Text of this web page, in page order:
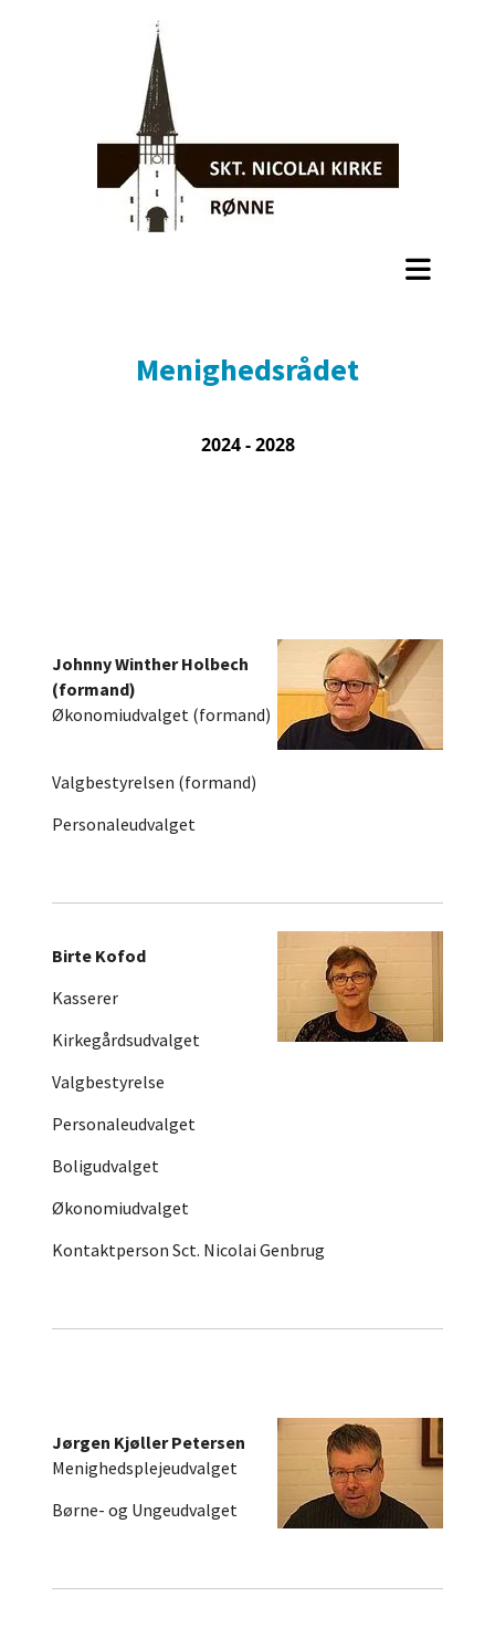
Menighedsrådet
2024 - 2028
Johnny Winther Holbech
(formand)
Økonomiudvalget (formand)
Valgbestyrelsen (formand)
Personaleudvalget
Birte Kofod
Kasserer
Kirkegårdsudvalget
Valgbestyrelse
Personaleudvalget
Boligudvalget
Økonomiudvalget
Kontaktperson Sct. Nicolai Genbrug
Jørgen Kjøller Petersen
Menighedsplejeudvalget
Børne- og Ungeudvalget